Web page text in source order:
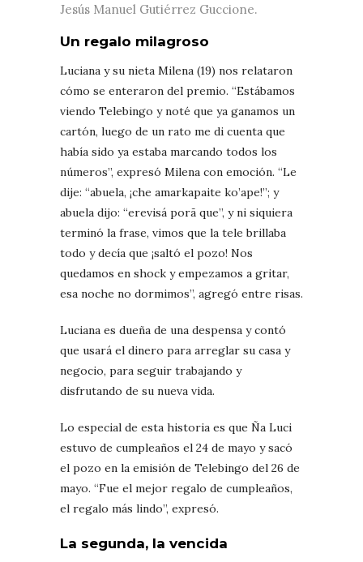
Jesús Manuel Gutiérrez Guccione.
Un regalo milagroso
Luciana y su nieta Milena (19) nos relataron
cómo se enteraron del premio. “Estábamos
viendo Telebingo y noté que ya ganamos un
cartón, luego de un rato me di cuenta que
había sido ya estaba marcando todos los
números”, expresó Milena con emoción. “Le
dije: “abuela, ¡che amarkapaite ko’ape!”; y
abuela dijo: “erevisá porã que”, y ni siquiera
terminó la frase, vimos que la tele brillaba
todo y decía que ¡saltó el pozo! Nos
quedamos en shock y empezamos a gritar,
esa noche no dormimos”, agregó entre risas.
Luciana es dueña de una despensa y contó
que usará el dinero para arreglar su casa y
negocio, para seguir trabajando y
disfrutando de su nueva vida.
Lo especial de esta historia es que Ña Luci
estuvo de cumpleaños el 24 de mayo y sacó
el pozo en la emisión de Telebingo del 26 de
mayo. “Fue el mejor regalo de cumpleaños,
el regalo más lindo”, expresó.
La segunda, la vencida